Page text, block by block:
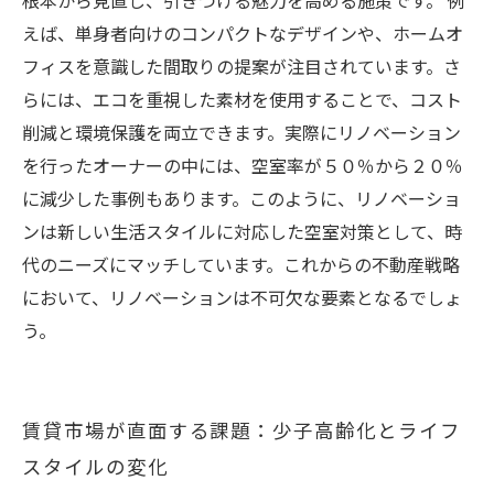
えば、単身者向けのコンパクトなデザインや、ホームオ
フィスを意識した間取りの提案が注目されています。さ
らには、エコを重視した素材を使用することで、コスト
削減と環境保護を両立できます。実際にリノベーション
を行ったオーナーの中には、空室率が５０％から２０％
に減少した事例もあります。このように、リノベーショ
ンは新しい生活スタイルに対応した空室対策として、時
代のニーズにマッチしています。これからの不動産戦略
において、リノベーションは不可欠な要素となるでしょ
う。
賃貸市場が直面する課題：少子高齢化とライフ
スタイルの変化